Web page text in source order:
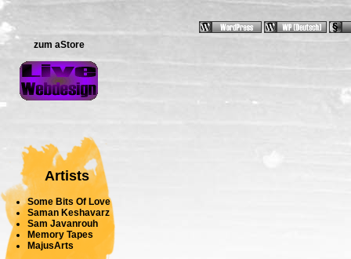
zum aStore
Artists
Some Bits Of Love
Saman Keshavarz
Sam Javanrouh
Memory Tapes
MajusArts